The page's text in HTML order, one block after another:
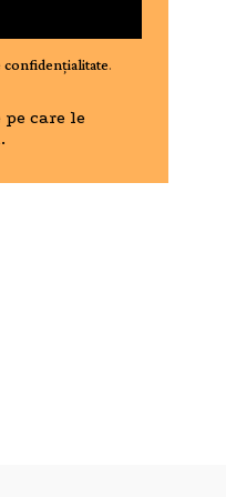
confidențialitate.
care le